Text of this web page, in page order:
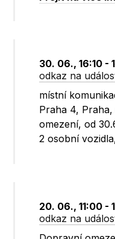
30. 06., 16:10 -
odkaz na
místní
Praha 4,
omezení, od
2 osobní
20. 06., 11:00 -
odkaz na